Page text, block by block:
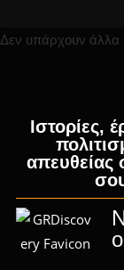
Δεν υπάρχουν άλλα
Ιστορίες,
απευθείας